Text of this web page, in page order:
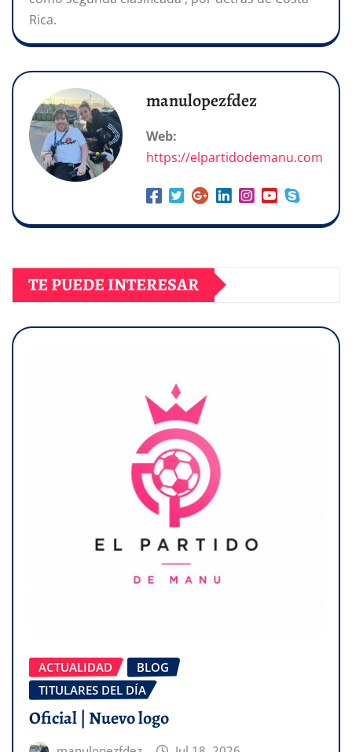
Rica.
manulopezfdez
Web:
https://elpartidodemanu.com
TE PUEDE INTERESAR
ACTUALIDAD
BLOG
TITULARES DEL DÍA
Oficial | Nuevo logo